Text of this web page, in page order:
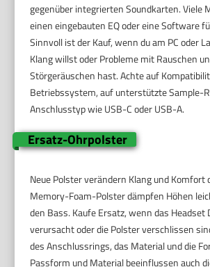
gegenüber integrierten Soundkarten. Viele
einen eingebauten EQ oder eine Software
Sinnvoll ist der Kauf, wenn du am PC oder
Klang willst oder Probleme mit Rauschen
Störgeräuschen hast. Achte auf
Betriebssystem, auf unterstützte Sample-
Anschlusstyp wie USB-C oder USB-A.
Ersatz-Ohrpolster
Neue Polster verändern Klang und Komfort
Memory-Foam-Polster dämpfen Höhen
den Bass. Kaufe Ersatz, wenn das Headset
verursacht oder die Polster verschlissen
des Anschlussrings, das Material und die
Passform und Material beeinflussen auch